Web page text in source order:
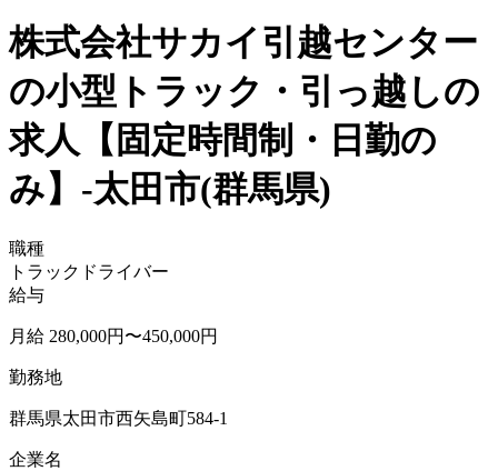
株式会社サカイ引越センター
の小型トラック・引っ越しの
求人【固定時間制・日勤の
み】-太田市(群馬県)
職種
トラックドライバー
給与
月給 280,000円〜450,000円
勤務地
群馬県太田市西矢島町584-1
企業名